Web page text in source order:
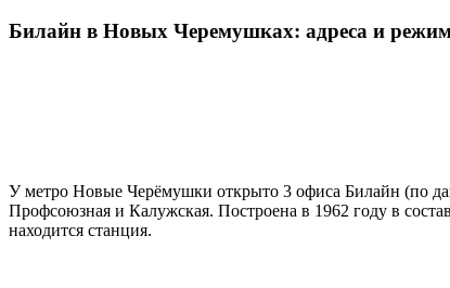
Билайн в Новых Черемушках: адреса и
У метро Новые Черёмушки открыто 3 офиса Билайн (по
Профсоюзная и Калужская. Построена в 1962 году в
находится станция.